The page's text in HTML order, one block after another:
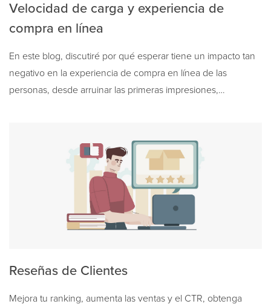
Velocidad de carga y experiencia de
compra en línea
En este blog, discutiré por qué esperar tiene un impacto tan
negativo en la experiencia de compra en línea de las
personas, desde arruinar las primeras impresiones,…
Reseñas de Clientes
Mejora tu ranking, aumenta las ventas y el CTR, obtenga